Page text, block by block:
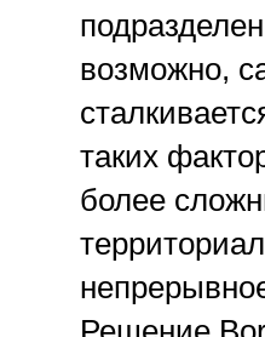
возможно,
таких
более